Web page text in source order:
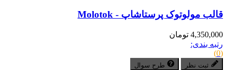
قالب مولوتوک پرستاشاپ - Molotok
4,350,000 تومان
رتبه بندی:
(0)
ثبت نظر طرح سوال